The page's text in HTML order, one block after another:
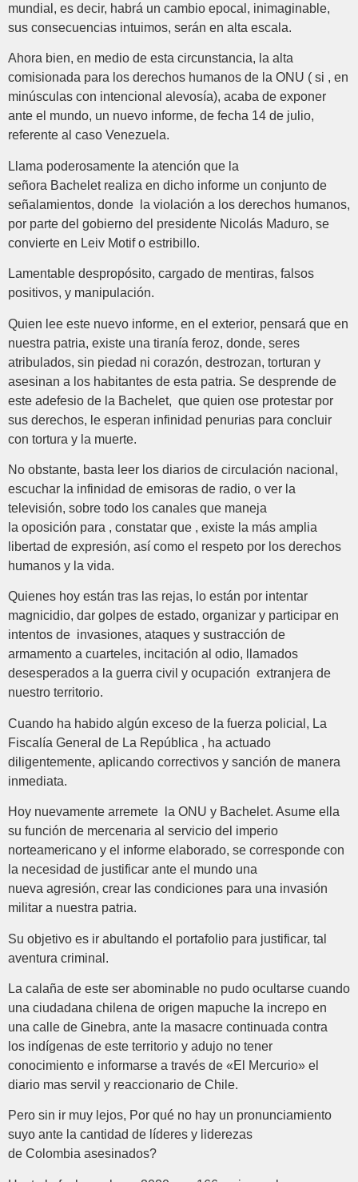
mundial, es decir, habrá un cambio epocal, inimaginable,
sus consecuencias intuimos, serán en alta escala.
Ahora bien, en medio de esta circunstancia, la alta
comisionada para los derechos humanos de la ONU ( si , en
minúsculas con intencional alevosía), acaba de exponer
ante el mundo, un nuevo informe, de fecha 14 de julio,
referente al caso Venezuela.
Llama poderosamente la atención que la
señora Bachelet realiza en dicho informe un conjunto de
señalamientos, donde la violación a los derechos humanos,
por parte del gobierno del presidente Nicolás Maduro, se
convierte en Leiv Motif o estribillo.
Lamentable despropósito, cargado de mentiras, falsos
positivos, y manipulación.
Quien lee este nuevo informe, en el exterior, pensará que en
nuestra patria, existe una tiranía feroz, donde, seres
atribulados, sin piedad ni corazón, destrozan, torturan y
asesinan a los habitantes de esta patria. Se desprende de
este adefesio de la Bachelet, que quien ose protestar por
sus derechos, le esperan infinidad penurias para concluir
con tortura y la muerte.
No obstante, basta leer los diarios de circulación nacional,
escuchar la infinidad de emisoras de radio, o ver la
televisión, sobre todo los canales que maneja
la oposición para , constatar que , existe la más amplia
libertad de expresión, así como el respeto por los derechos
humanos y la vida.
Quienes hoy están tras las rejas, lo están por intentar
magnicidio, dar golpes de estado, organizar y participar en
intentos de invasiones, ataques y sustracción de
armamento a cuarteles, incitación al odio, llamados
desesperados a la guerra civil y ocupación extranjera de
nuestro territorio.
Cuando ha habido algún exceso de la fuerza policial, La
Fiscalía General de La República , ha actuado
diligentemente, aplicando correctivos y sanción de manera
inmediata.
Hoy nuevamente arremete la ONU y Bachelet. Asume ella
su función de mercenaria al servicio del imperio
norteamericano y el informe elaborado, se corresponde con
la necesidad de justificar ante el mundo una
nueva agresión, crear las condiciones para una invasión
militar a nuestra patria.
Su objetivo es ir abultando el portafolio para justificar, tal
aventura criminal.
La calaña de este ser abominable no pudo ocultarse cuando
una ciudadana chilena de origen mapuche la increpo en
una calle de Ginebra, ante la masacre continuada contra
los indígenas de este territorio y adujo no tener
conocimiento e informarse a través de «El Mercurio» el
diario mas servil y reaccionario de Chile.
Pero sin ir muy lejos, Por qué no hay un pronunciamiento
suyo ante la cantidad de líderes y liderezas
de Colombia asesinados?